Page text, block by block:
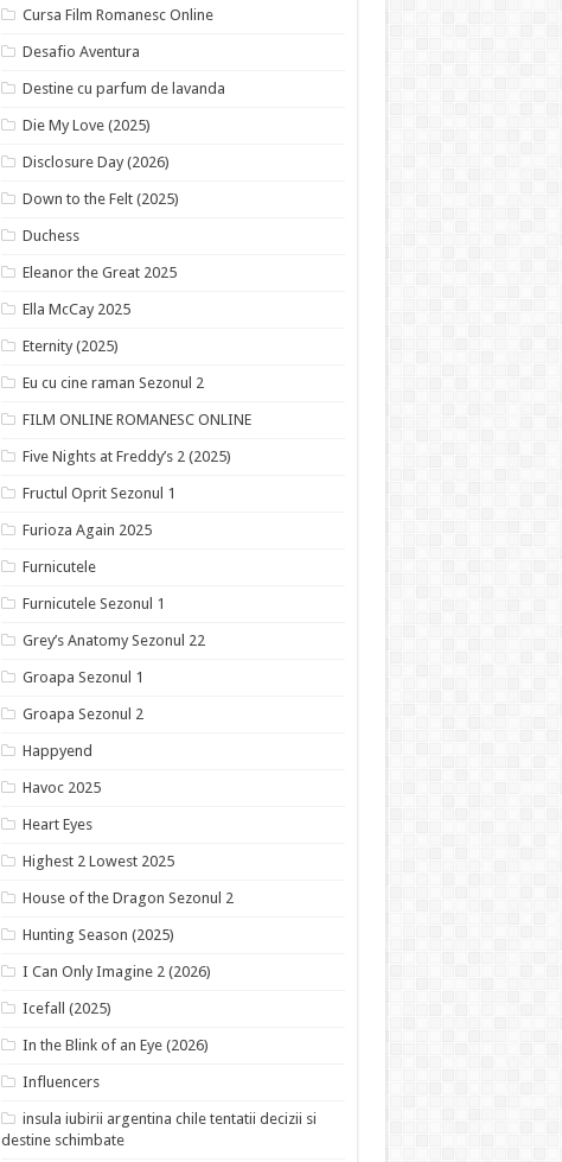
Cursa Film Romanesc Online
Desafio Aventura
Destine cu parfum de lavanda
Die My Love (2025)
Disclosure Day (2026)
Down to the Felt (2025)
Duchess
Eleanor the Great 2025
Ella McCay 2025
Eternity (2025)
Eu cu cine raman Sezonul 2
FILM ONLINE ROMANESC ONLINE
Five Nights at Freddy’s 2 (2025)
Fructul Oprit Sezonul 1
Furioza Again 2025
Furnicutele
Furnicutele Sezonul 1
Grey’s Anatomy Sezonul 22
Groapa Sezonul 1
Groapa Sezonul 2
Happyend
Havoc 2025
Heart Eyes
Highest 2 Lowest 2025
House of the Dragon Sezonul 2
Hunting Season (2025)
I Can Only Imagine 2 (2026)
Icefall (2025)
In the Blink of an Eye (2026)
Influencers
insula iubirii argentina chile tentatii decizii si
destine schimbate